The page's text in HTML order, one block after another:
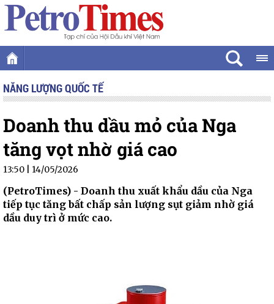
NĂNG LƯỢNG QUỐC TẾ
Doanh thu dầu mỏ của Nga
tăng vọt nhờ giá cao
13:50 | 14/05/2026
(PetroTimes) - Doanh thu xuất khẩu dầu của Nga
tiếp tục tăng bất chấp sản lượng sụt giảm nhờ giá
dầu duy trì ở mức cao.